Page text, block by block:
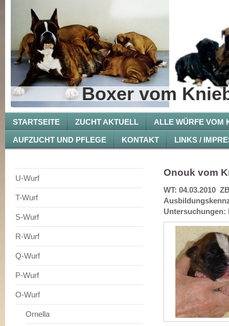
Boxer vom
STARTSEITE ZUCHT AKTUELL ALLE WÜRFE VOM
AUFZUCHT UND PFLEGE KONTAKT LINKS /
U-Wurf
T-Wurf
S-Wurf
R-Wurf
Q-Wurf
P-Wurf
O-Wurf
Ornella
Onouk vom
WT: 04.03.2010
Untersuchungen: